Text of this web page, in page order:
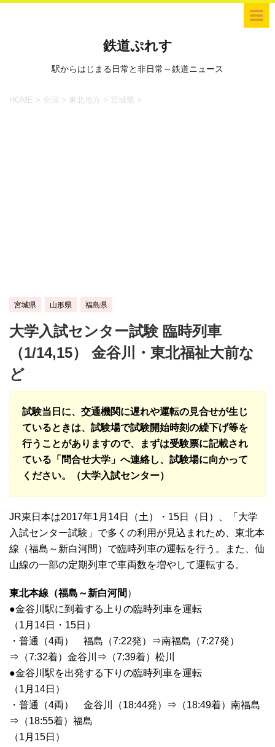
鉄道ぷれす
駅からはじまる日常と非日常～鉄道ニュース
HOME > 全国 > 東北地方 > 宮城県 >
宮城県 山形県 福島県
大学入試センター試験 臨時列車
（1/14,15） 金谷川・東北福祉大前な
ど
試験当日に、交通機関に遅れや運転の見合せが生じ
ているときは、試験場で試験開始時刻の繰下げ等を
行うことがありますので、まずは受験票に記載され
ている「問合せ大学」へ連絡し、試験場に向かって
ください。（大学入試センター）
JR東日本は2017年1月14日（土）・15日（日）、「大学
入試センター試験」で多くの利用が見込まれため、東北本
線（福島～新白河間）で臨時列車の運転を行う。また、仙
山線の一部の定期列車で車両数を増やして運転する。
東北本線（福島～新白河間 ）
●金谷川駅に到着する上りの臨時列車を運転
（1月14日・15日）
・普通（4両） 福島（7:22発）⇒南福島（7:27発）
⇒（7:32着）金谷川⇒（7:39着）松川
●金谷川駅を出発する下りの臨時列車を運転
（1月14日）
・普通（4両） 金谷川（18:44発）⇒（18:49着）南福島
⇒（18:55着）福島
（1月15日）